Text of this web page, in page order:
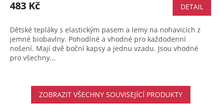
483 Kč DETAIL
Dětské tepláky s elastickým pasem a lemy na nohavicích z
jemné biobavlny. Pohodlné a vhodné pro každodenní
nošení. Mají dvě boční kapsy a jednu vzadu. Jsou vhodné
pro všechny...
ZOBRAZIT VŠECHNY SOUVISEJÍCÍ PRODUKTY